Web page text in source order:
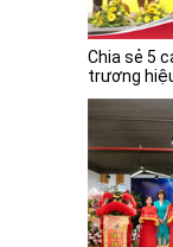
Chia sẻ 5
trương